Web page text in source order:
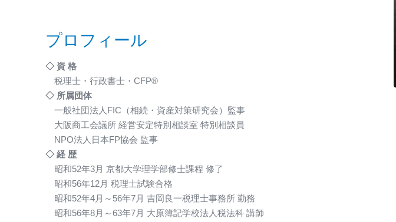
プロフィール
◇ 資 格
税理士・行政書士・CFP®
◇ 所属団体
一般社団法人FIC（相続・資産対策研究会）監事
大阪商工会議所 経営安定特別相談室 特別相談員
NPO法人日本FP協会 監事
◇ 経 歴
昭和52年3月 京都大学理学部修士課程 修了
昭和56年12月 税理士試験合格
昭和52年4月～56年7月 吉岡良一税理士事務所 勤務
昭和56年8月～63年7月 大原簿記学校法人税法科 講師